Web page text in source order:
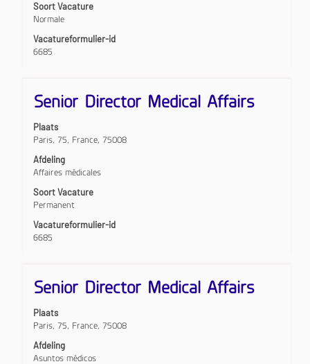
Soort Vacature
Normale
Vacatureformulier-id
6685
de
functiegegevens
weer
te
Titel
Senior Director Medical Affairs
Plaats
Paris, 75, France, 75008
Afdeling
Affaires médicales
Soort Vacature
Permanent
Vacatureformulier-id
6685
Selecteer
deze
om
de
volledige
inhoud
de
functiegegevens
weer
te
Titel
Senior Director Medical Affairs
Plaats
Paris, 75, France, 75008
Afdeling
Asuntos médicos
Selecteer
deze
om
de
volledige
inhoud